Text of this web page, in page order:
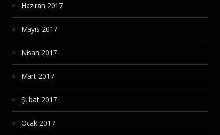
Haziran 2017
Mayıs 2017
Nisan 2017
Mart 2017
Şubat 2017
Ocak 2017